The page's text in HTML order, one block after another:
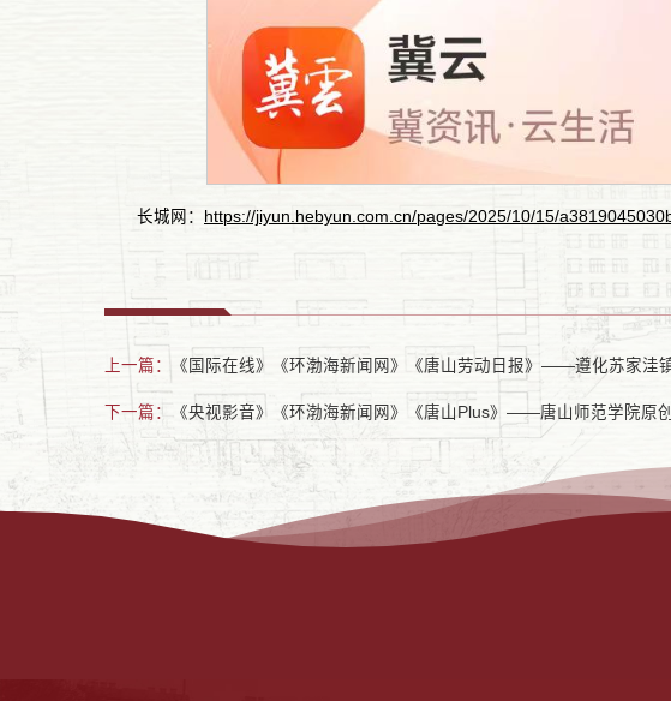
长城网： https://jiyun.hebyun.com.cn/pages/2025/10/15/
上一篇： 《国际在线》《环渤海新闻网》《唐山劳动日报》——遵化苏家洼
下一篇： 《央视影音》《环渤海新闻网》《唐山Plus》——唐山师范学院原